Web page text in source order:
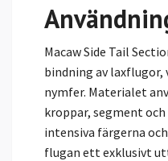
Macaw Side Tail
bindning av
nymfer. Materialet
kroppar, segment
intensiva färgerna
flugan ett exklusivt